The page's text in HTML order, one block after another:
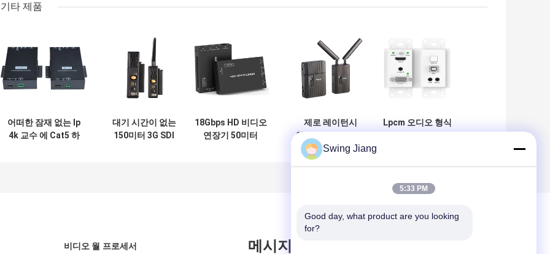
기타 제품
어떠한 잠재 없는 Ip
4k 교수 에 Cat5 하
대기 시간이 없는
150미터 3G SDI
18Gbps HD 비디오
연장기 50미터
제로 레이턴시
150m WHDI HDMI
3G SDI 무선 송신기
및 수신기
Lpcm 오디오 형식
비디오 월 프로세서 메시지를 남겨주세요
Swing Jiang
5:33 PM
Good day, what product are you looking
for?